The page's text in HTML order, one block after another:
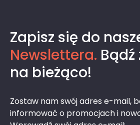
Zapisz się do
Newslettera. Bądź
na bieżąco!
Zostaw nam swój adres e-mail,
informować o promocjach i